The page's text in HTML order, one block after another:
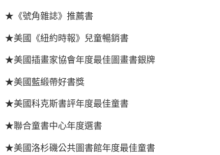
★《號角雜誌》推薦書
★美國《紐約時報》兒童暢銷書
★美國插畫家協會年度最佳圖畫書銀牌
★美國藍緞帶好書獎
★美國科克斯書評年度最佳童書
★聯合童書中心年度選書
★美國洛杉磯公共圖書館年度最佳童書